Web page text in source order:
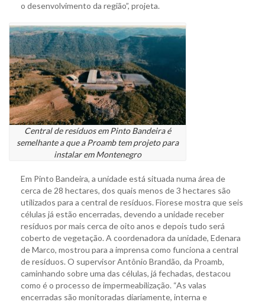
o desenvolvimento da região”, projeta.
Central de resíduos em Pinto Bandeira é
semelhante a que a Proamb tem projeto para
instalar em Montenegro
Em Pinto Bandeira, a unidade está situada numa área de
cerca de 28 hectares, dos quais menos de 3 hectares são
utilizados para a central de resíduos. Fiorese mostra que seis
células já estão encerradas, devendo a unidade receber
resíduos por mais cerca de oito anos e depois tudo será
coberto de vegetação. A coordenadora da unidade, Edenara
de Marco, mostrou para a imprensa como funciona a central
de resíduos. O supervisor Antônio Brandão, da Proamb,
caminhando sobre uma das células, já fechadas, destacou
como é o processo de impermeabilização. “As valas
encerradas são monitoradas diariamente, interna e